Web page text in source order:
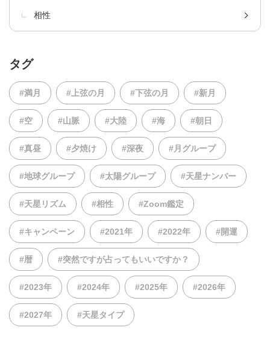
相性
タグ
#満月 #上弦の月 #下弦の月 #新月
#空 #山脈 #大陸 #海 #朝日
#真昼 #夕焼け #深夜 #月グループ
#地球グループ #太陽グループ #天星ナンバー
#天星リズム #相性 #Zoom鑑定
#キャンペーン #2021年 #2022年 #開運
#暦 #突然ですが占ってもいいですか？
#2023年 #2024年 #2025年 #2026年
#2027年 #天星タイプ